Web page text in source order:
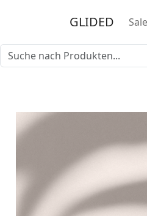
GLIDED Sale